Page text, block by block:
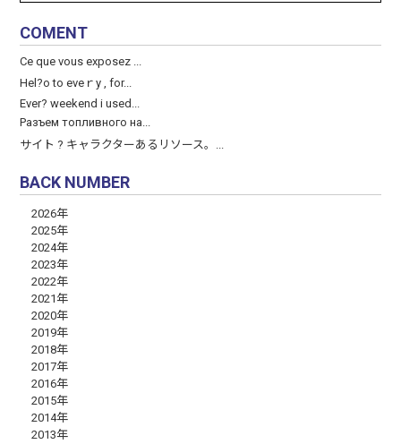
COMENT
Ce que vous exposez ...
Hel?o to eveｒy , for...
Ever? weekend і used...
Разъем топливного на...
サイト ? キャラクターあるリソース。...
BACK NUMBER
2026年
2025年
2024年
2023年
2022年
2021年
2020年
2019年
2018年
2017年
2016年
2015年
2014年
2013年